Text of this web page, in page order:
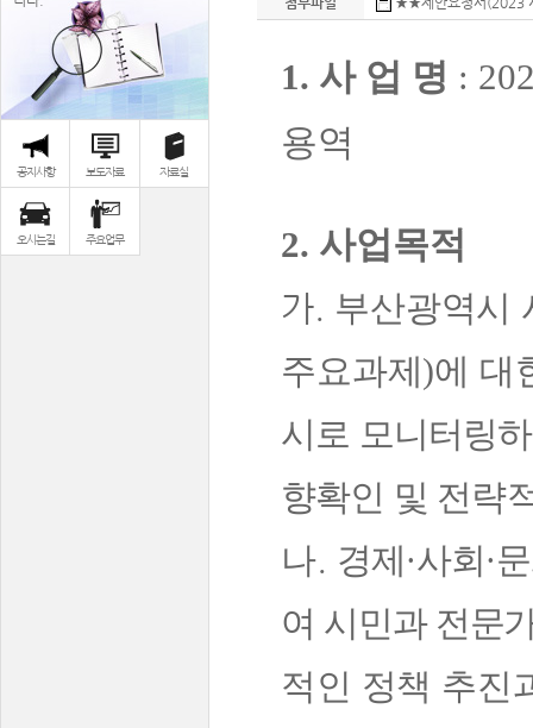
공지사항 보도자료 자료실
오시는길 주요업무
1. 사 업 명 :
용역
2. 사업목적
가. 부산광역시
주요과제 )에 대
시로 모니터링
향확인 및 전략
나. 경제 ·사회 ·
여 시민과 전문
적인 정책 추진